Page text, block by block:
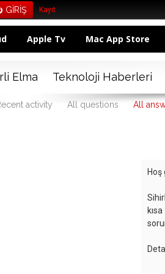
Kayıt
Apple Tv Mac App Store
Elma Teknoloji Haberleri
activity All questions All
Hoş